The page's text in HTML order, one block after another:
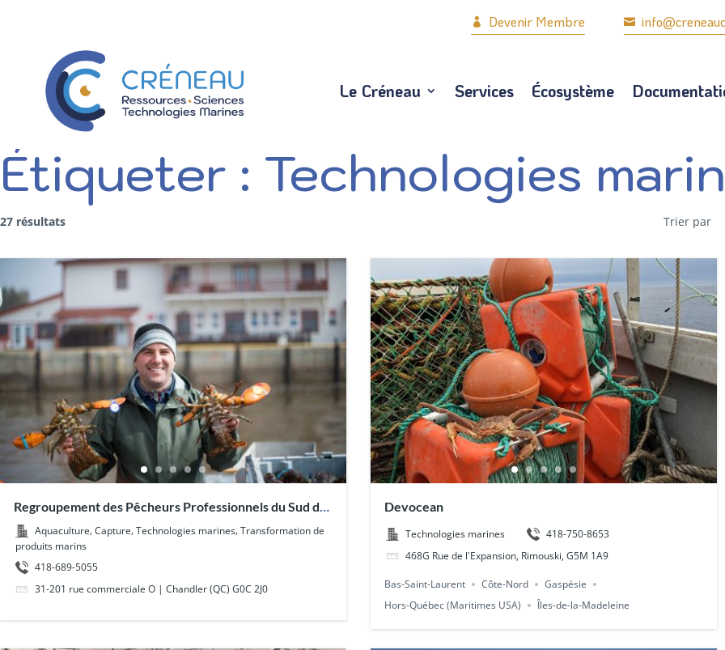

Le Créneau Services Écosystème
 Devenir Membre 
Le Créneau Services Écosystème
Étiqueter : Technologies
27 résultats Trier par
Regroupement des Pêcheurs Professionnels du Sud de
la Gaspésie (RPPSG)
Aquaculture,Capture,Technologies marines,Transformation de
produits marins
418-689-5055
31-201 rue commerciale O | Chandler (QC) G0C 2J0
Devocean
Technologies marines
418-750-8653
468G Rue de l'Expansion, Rimouski, G5M 1A9
Bas-Saint-Laurent Côte-Nord
Gaspésie
Hors-Québec (Maritimes USA)
Îles-de-la-Madeleine